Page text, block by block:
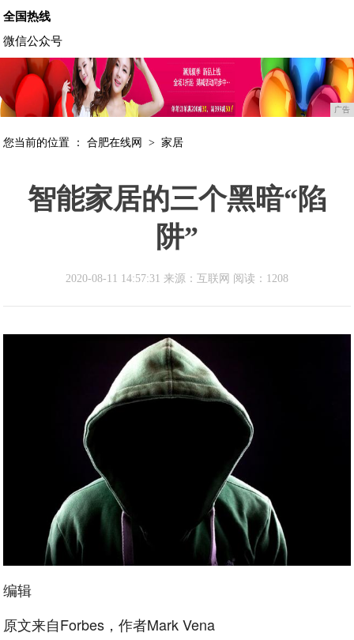
全国热线
微信公众号
广告
您当前的位置 ：合肥在线网 >家居
智能家居的三个黑暗“陷
阱”
2020-08-11 14:57:31 来源：互联网 阅读：1208
编辑
原文来自Forbes，作者Mark Vena